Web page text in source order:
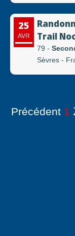
25
AVR
Trail
79 -
Sèvres -
Précédent 1